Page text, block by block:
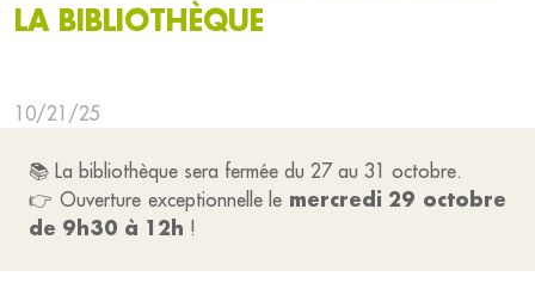
LA BIBLIOTHÈQUE
10/21/25
📚 La bibliothèque sera fermée du 27 au 31 octobre.
👉 Ouverture exceptionnelle le mercredi 29 octobre
de 9h30 à 12h !